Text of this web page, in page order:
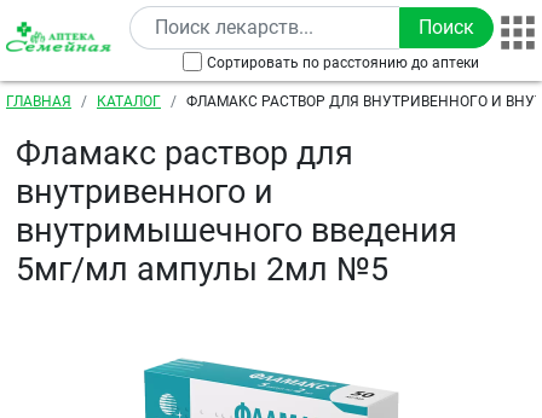
Перейти к основному содержанию
Сортировать по расстоянию до аптеки
Строка навигации
ГЛАВНАЯ КАТАЛОГ
ФЛАМАКС РАСТВОР ДЛЯ ВНУТРИВЕННОГО И
Фламакс раствор для
внутривенного и
внутримышечного введения
5мг/мл ампулы 2мл №5